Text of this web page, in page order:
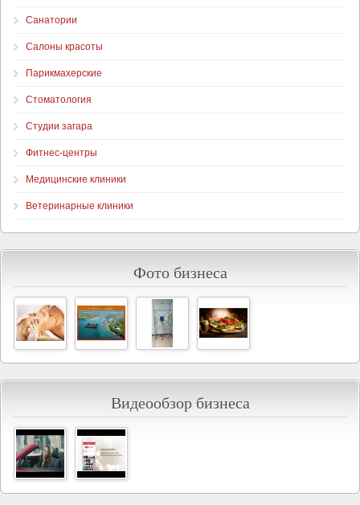
Санатории
Салоны красоты
Парикмахерские
Стоматология
Студии загара
Фитнес-центры
Медицинские клиники
Ветеринарные клиники
Фото бизнеса
Видеообзор бизнеса